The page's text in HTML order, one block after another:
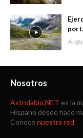
Nosotros
Astrolabio.NET es la
Hispano desde hace
Conoce nuestra red